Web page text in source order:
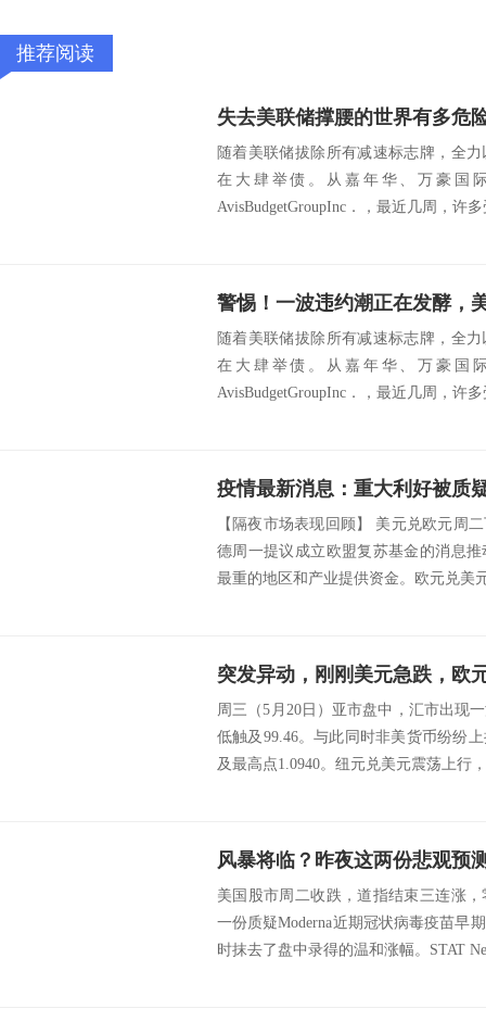
推荐阅读
失去美联储撑腰的世界有多危
随着美联储拔除所有减速标志牌，全
在大肆举债。从嘉年华、万豪国
AvisBudgetGroupInc．，最近几周，许
警惕！一波违约潮正在发酵，
随着美联储拔除所有减速标志牌，全
在大肆举债。从嘉年华、万豪国
AvisBudgetGroupInc．，最近几周，许
【隔夜市场表现回顾】 美元兑欧元周
德周一提议成立欧盟复苏基金的消息
最重的地区和产业提供资金。欧元兑美
周三（5月20日）亚市盘中，汇市出现
低触及99.46。与此同时非美货币纷纷
及最高点1.0940。纽元兑美元震荡上行
风暴将临？昨夜这两份悲观
美国股市周二收跌，道指结束三连涨
一份质疑Moderna近期冠状病毒疫苗早
时抹去了盘中录得的温和涨幅。STAT